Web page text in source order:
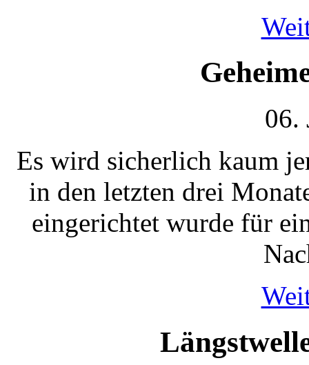
06.
Es wird sicherlich kaum
in den letzten drei
eingerichtet wurde für